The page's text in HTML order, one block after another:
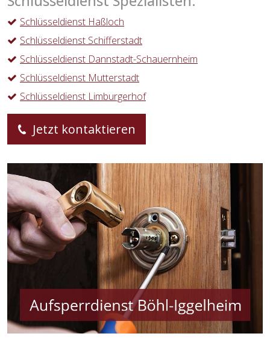
Schlüsseldienst Haßloch
Schlüsseldienst Schifferstadt
Schlüsseldienst Dannstadt-Schauernheim
Schlüsseldienst Mutterstadt
Schlüsseldienst Limburgerhof
Jetzt kontaktieren